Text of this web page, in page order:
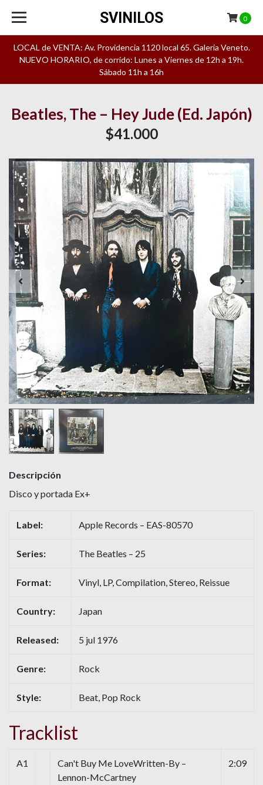
LOCAL de VENTA: Av. Providencia 1120 local 65. Galeria Veneto.
NUEVO HORARIO, de corrido: Lunes a Viernes de 12h a 19h.
Sábado 11h a 16h
SVINILOS 0
Beatles, The – Hey Jude (Ed. Japón)
$41.000
Descripción
Disco y portada Ex+
Label: Apple Records – EAS-80570
Series: The Beatles – 25
Format: Vinyl, LP, Compilation, Stereo, Reissue
Country: Japan
Released: 5 jul 1976
Genre: Rock
Style: Beat, Pop Rock
Tracklist
A1
Can't Buy Me LoveWritten-By –
Lennon-McCartney
2:09